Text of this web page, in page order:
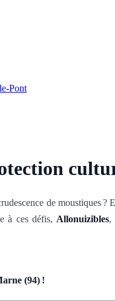
Pont
de moustiques
à ces défis, Allonuizibles,
(94) !